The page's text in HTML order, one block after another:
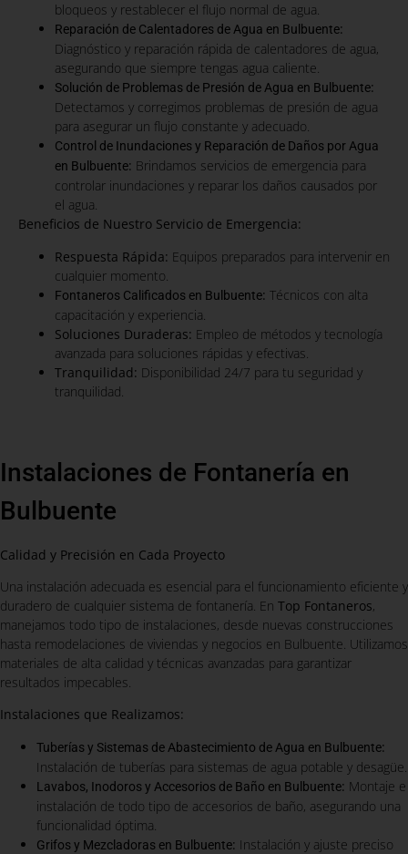
bloqueos y restablecer el flujo normal de agua.
Reparación de Calentadores de Agua en Bulbuente:
Diagnóstico y reparación rápida de calentadores de agua,
asegurando que siempre tengas agua caliente.
Solución de Problemas de Presión de Agua en Bulbuente:
Detectamos y corregimos problemas de presión de agua
para asegurar un flujo constante y adecuado.
Control de Inundaciones y Reparación de Daños por Agua
en Bulbuente: Brindamos servicios de emergencia para
controlar inundaciones y reparar los daños causados por
el agua.
Beneficios de Nuestro Servicio de Emergencia:
Respuesta Rápida: Equipos preparados para intervenir en
cualquier momento.
Fontaneros Calificados en Bulbuente: Técnicos con alta
capacitación y experiencia.
Soluciones Duraderas: Empleo de métodos y tecnología
avanzada para soluciones rápidas y efectivas.
Tranquilidad: Disponibilidad 24/7 para tu seguridad y
tranquilidad.
Instalaciones de Fontanería en
Bulbuente
Calidad y Precisión en Cada Proyecto
Una instalación adecuada es esencial para el funcionamiento eficiente y
duradero de cualquier sistema de fontanería. En Top Fontaneros,
manejamos todo tipo de instalaciones, desde nuevas construcciones
hasta remodelaciones de viviendas y negocios en Bulbuente. Utilizamos
materiales de alta calidad y técnicas avanzadas para garantizar
resultados impecables.
Instalaciones que Realizamos:
Tuberías y Sistemas de Abastecimiento de Agua en Bulbuente:
Instalación de tuberías para sistemas de agua potable y desagüe.
Lavabos, Inodoros y Accesorios de Baño en Bulbuente: Montaje e
instalación de todo tipo de accesorios de baño, asegurando una
funcionalidad óptima.
Grifos y Mezcladoras en Bulbuente: Instalación y ajuste preciso